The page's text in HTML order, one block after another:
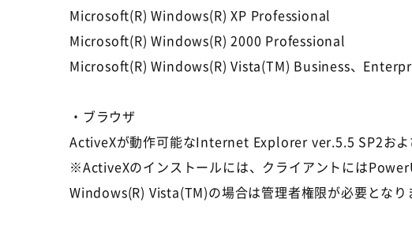
Microsoft(R) Windows(R) XP Professional
Microsoft(R) Windows(R) 2000 Professional
Microsoft(R) Windows(R) Vista(TM) Business、
・ブラウザ
ActiveXが動作可能なInternet Explorer ver.5.5 SP2およ
※ActiveXのインストールには、クライアントには
Windows(R) Vista(TM)の場合は管理者権限が必要となり